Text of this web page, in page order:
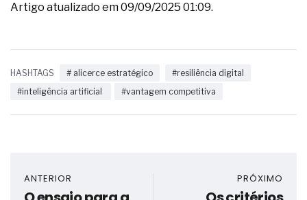
Artigo atualizado em 09/09/2025 01:09.
HASHTAGS # alicerce estratégico
#resiliência digital
#inteligência artificial
#vantagem competitiva
ANTERIOR PRÓXIMO